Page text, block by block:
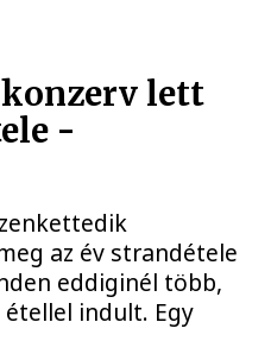
lett
-
az év strandétele
eddiginél több,
indult. Egy